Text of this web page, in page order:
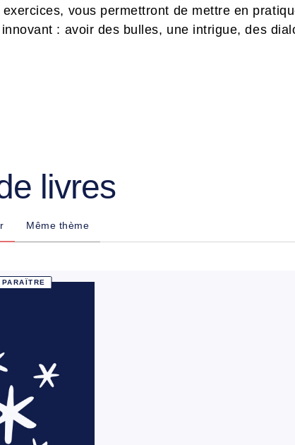
vous permettront de mettre en
: avoir des bulles, une intrigue, des
livres
Même thème